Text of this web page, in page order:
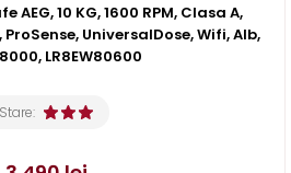
10 KG, 1600 RPM, Clasa A,
UniversalDose, Wifi, Alb,
LR8EW80600
Stare: